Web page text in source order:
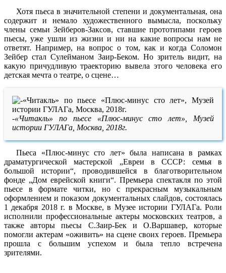
Хотя пьеса в значительной степени и документальная, она
содержит и немало художественного вымысла, поскольку
члены семьи Зейберов-Заксов, ставшие прототипами героев
пьесы, уже ушли из жизни и ни на какие вопросы нам не
ответят. Например, на вопрос о том, как и когда Соломон
Зейбер стал Сулейманом Заир-Беком. Но зритель видит, на
какую причудливую траекторию вывела этого человека его
детская мечта о театре, о сцене…
-«Читакль» по пьесе «Плюс-минус сто лет», Музей
истории ГУЛАГа, Москва, 2018г.
Пьеса «Плюс-минус сто лет» была написана в рамках
драматургической мастерской „Евреи в СССР: семья в
большой истории“, проводившейся в благотворительном
фонде „Дом еврейской книги“. Премьера спектакля по этой
пьесе в формате читки, но с прекрасным музыкальным
оформлением и показом документальных слайдов, состоялась
1 декабря 2018 г. в Москве, в Музее истории ГУЛАГа. Роли
исполнили профессиональные актеры московских театров, а
также авторы пьесы С.Заир-Бек и О.Варшавер, которые
помогли актерам «оживить» на сцене своих героев. Премьера
прошла с большим успехом и была тепло встречена
зрителями.